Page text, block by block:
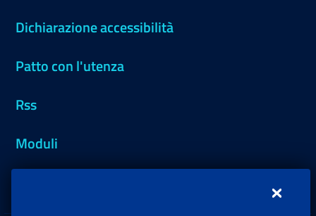
Dichiarazione accessibilità
Patto con l'utenza
Rss
Moduli